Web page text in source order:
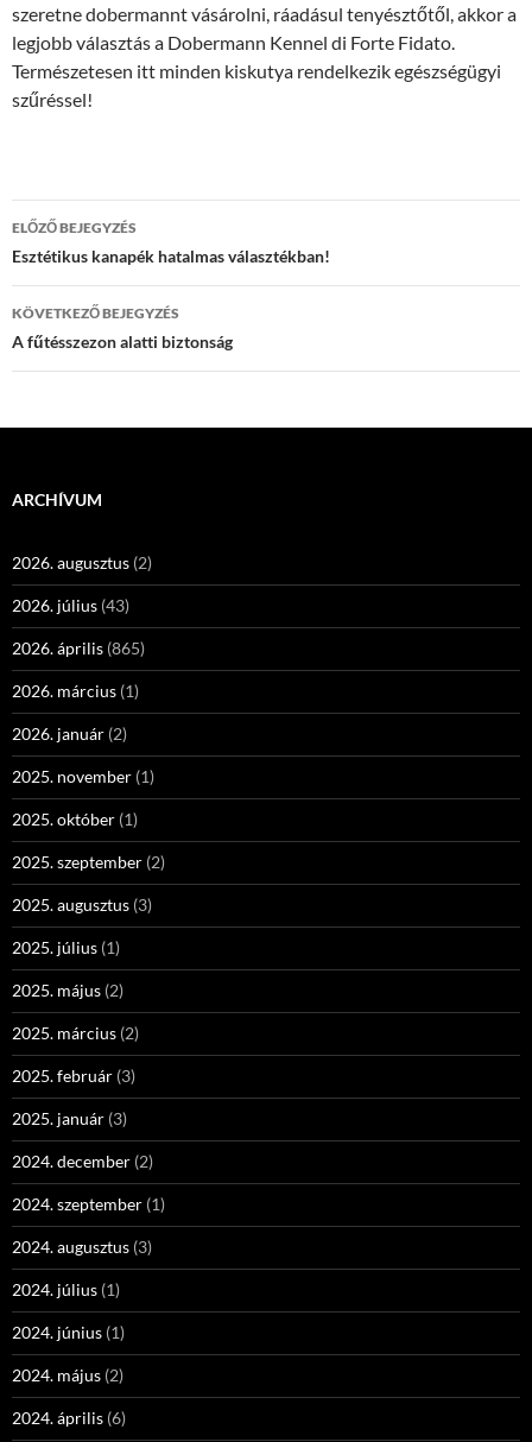
szeretne dobermannt vásárolni, ráadásul tenyésztőtől, akkor a
legjobb választás a Dobermann Kennel di Forte Fidato.
Természetesen itt minden kiskutya rendelkezik egészségügyi
szűréssel!
Bejegyzés
navigáció
ELŐZŐ BEJEGYZÉS
Esztétikus kanapék hatalmas választékban!
KÖVETKEZŐ BEJEGYZÉS
A fűtésszezon alatti biztonság
ARCHÍVUM
2026. augusztus (2)
2026. július (43)
2026. április (865)
2026. március (1)
2026. január (2)
2025. november (1)
2025. október (1)
2025. szeptember (2)
2025. augusztus (3)
2025. július (1)
2025. május (2)
2025. március (2)
2025. február (3)
2025. január (3)
2024. december (2)
2024. szeptember (1)
2024. augusztus (3)
2024. július (1)
2024. június (1)
2024. május (2)
2024. április (6)